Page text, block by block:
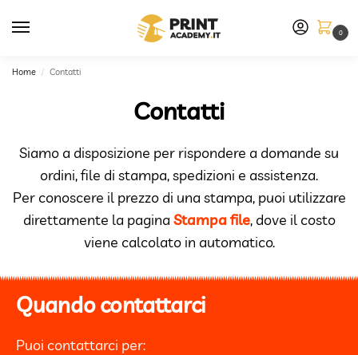
0
Home / Contatti
Contatti
Siamo a disposizione per rispondere a domande su
ordini, file di stampa, spedizioni e assistenza.
Per conoscere il prezzo di una stampa, puoi utilizzare
direttamente la pagina Stampa file, dove il costo
viene calcolato in automatico.
Quando contattarci
Puoi contattarci per: